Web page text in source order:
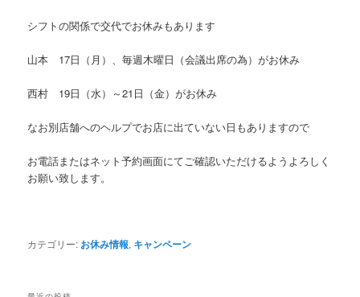
シフトの関係で交代でお休みもあります
山本 17日（月）、毎週木曜日（会議出席の為）がお休み
西村 19日（水）～21日（金）がお休み
なお別店舗へのヘルプでお店に出ていない日もありますので
お電話またはネット予約画面にてご確認いただけるようよろしく
お願い致します。
カテゴリー: お休み情報, キャンペーン